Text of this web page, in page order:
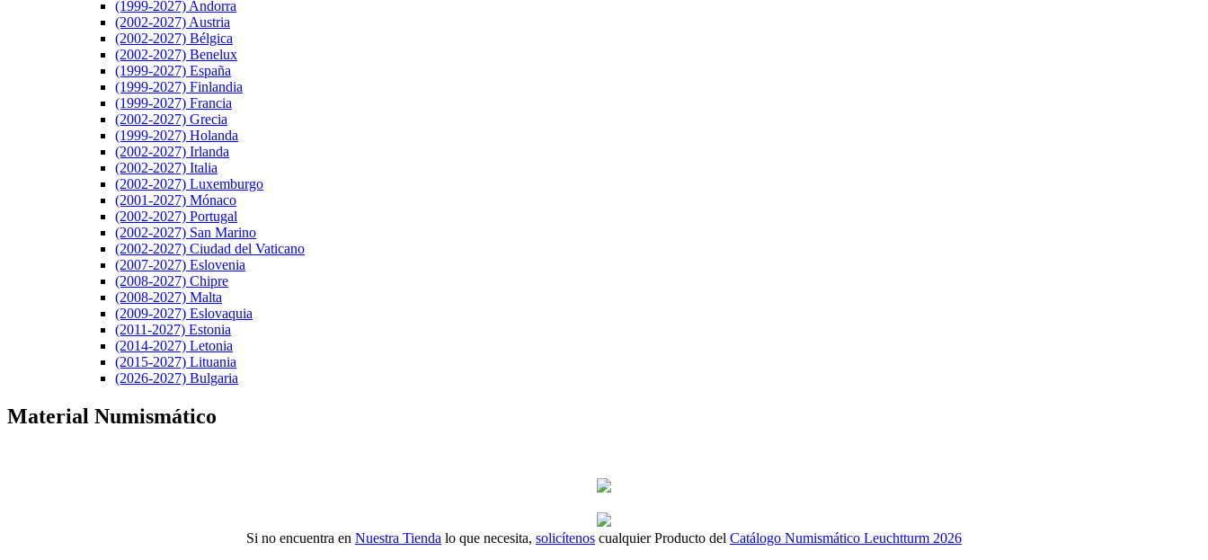
(1999-2027) Andorra
(2002-2027) Austria
(2002-2027) Bélgica
(2002-2027) Benelux
(1999-2027) España
(1999-2027) Finlandia
(1999-2027) Francia
(2002-2027) Grecia
(1999-2027) Holanda
(2002-2027) Irlanda
(2002-2027) Italia
(2002-2027) Luxemburgo
(2001-2027) Mónaco
(2002-2027) Portugal
(2002-2027) San Marino
(2002-2027) Ciudad del Vaticano
(2007-2027) Eslovenia
(2008-2027) Chipre
(2008-2027) Malta
(2009-2027) Eslovaquia
(2011-2027) Estonia
(2014-2027) Letonia
(2015-2027) Lituania
(2026-2027) Bulgaria
Material Numismático
Si no encuentra en Nuestra Tienda lo que necesita, solicítenos cualquier Producto del Catálogo Numismático Leuchtturm 2026